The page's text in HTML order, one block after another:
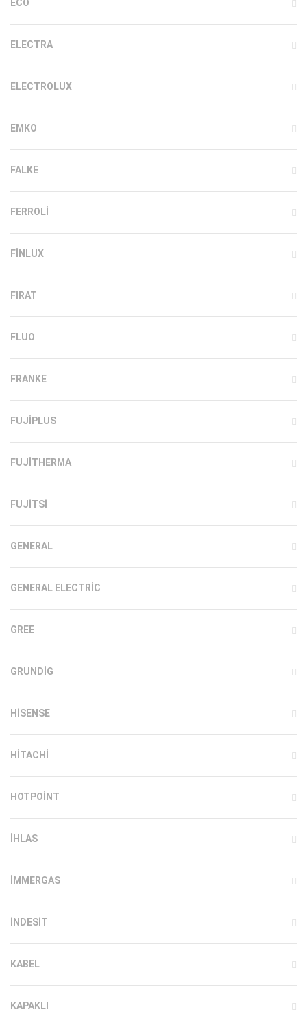
ECO
ELECTRA
ELECTROLUX
EMKO
FALKE
FERROLI
FINLUX
FIRAT
FLUO
FRANKE
FUJIPLUS
FUJITHERMA
FUJITSI
GENERAL
GENERAL ELECTRIC
GREE
GRUNDIG
HISENSE
HITACHI
HOTPOINT
IHLAS
İMMERGAS
INDESIT
KABEL
KAPAKLI